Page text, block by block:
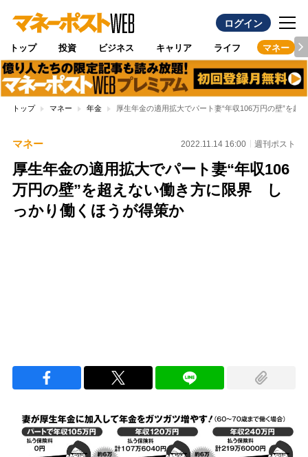
ログイン
トップ 投資 ビジネス キャリア ライフ マネー
トップ マネー 年金 厚生年金の適用拡大でパート妻“年収106万円の壁”を
マネー 2022.11.14 16:00 週刊ポスト
厚生年金の適用拡大でパート妻“年収106
万円の壁”を超えない働き方に限界 し
っかり働くほうが得策か